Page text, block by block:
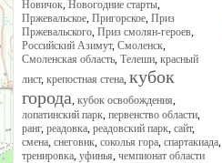
Новичок, Новогодние старты,
Пржевальское, Пригорское, Приз
Пржевальского, Приз смолян-героев,
Российский Азимут, Смоленск,
Смоленская область, Телеши, красный
лист, крепостная стена, кубок
города, кубок освобождения,
лопатинский парк, первенство области,
ранг, реадовка, реадовский парк, сайт,
смена, снеговик, соколья гора, спартакиада,
тренировка, уфинья, чемпионат области